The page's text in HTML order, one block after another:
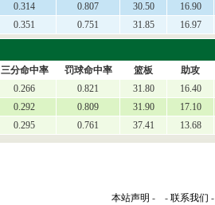
0.314 0.807 30.50
16.90
0.351 0.751 31.85 16.97
三分命中率 罚球命中率 篮板
助攻
0.266 0.821 31.80
16.40
0.292 0.809 31.90
17.10
0.295 0.761 37.41 13.68
本站声明 - - 联系我们